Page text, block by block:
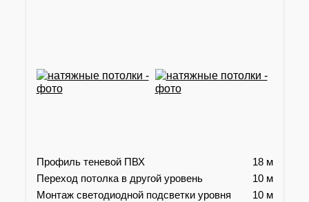
Профиль теневой ПВХ
18 м
Переход потолка в другой уровень
10 м
Монтаж светодиодной подсветки уровня
10 м